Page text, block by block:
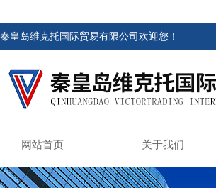
秦皇岛维克托国际贸易有限公司欢迎您！
网站首页 关于我们